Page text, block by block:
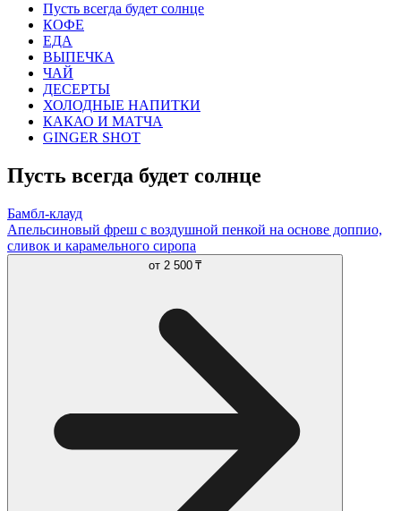
Пусть всегда будет солнце
КОФЕ
ЕДА
ВЫПЕЧКА
ЧАЙ
ДЕСЕРТЫ
ХОЛОДНЫЕ НАПИТКИ
КАКАО И МАТЧА
GINGER SHOT
Пусть всегда будет солнце
Бамбл-клауд
Апельсиновый фреш с воздушной пенкой на основе доппио,
сливок и карамельного сиропа
от 2 500 ₸